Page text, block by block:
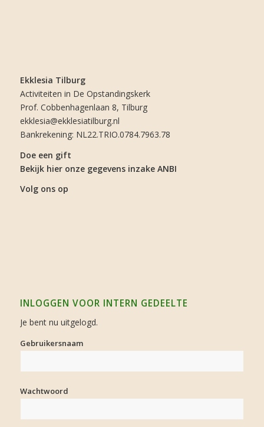
Ekklesia Tilburg
Activiteiten in De Opstandingskerk
Prof. Cobbenhagenlaan 8, Tilburg
ekklesia@ekklesiatilburg.nl
Bankrekening: NL22.TRIO.0784.7963.78
Doe een gift
Bekijk hier onze gegevens inzake ANBI
Volg ons op
INLOGGEN VOOR INTERN GEDEELTE
Je bent nu uitgelogd.
Gebruikersnaam
Wachtwoord